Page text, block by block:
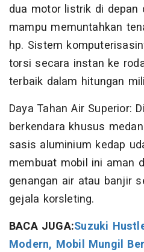
dua motor listrik di depan
mampu memuntahkan
hp. Sistem
torsi secara instan ke
terbaik dalam hitungan
Daya Tahan Air Superior:
berkendara khusus
sasis aluminium kedap
membuat mobil ini aman
genangan air atau banjir
gejala korsleting.
BACA JUGA:Suzuki
Modern, Mobil Mungil